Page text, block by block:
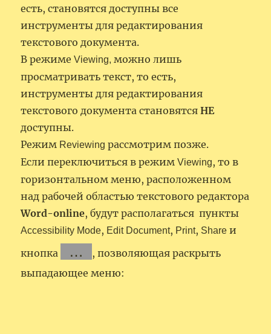
есть, становятся доступны все
инструменты для редактирования
текстового документа.
В режимеViewing, можно лишь
просматривать текст, то есть,
инструменты для редактирования
текстового документа становятсяНЕ
доступны.
Режим Reviewing рассмотрим позже.
Если переключиться в режимViewing, то в
горизонтальном меню, расположенном
над рабочей областью текстового редактора
Word-online, будут располагаться пункты
Accessibility Mode, Edit Document, Print, Share и
кнопка
…
, позволяющая раскрыть
выпадающее меню: